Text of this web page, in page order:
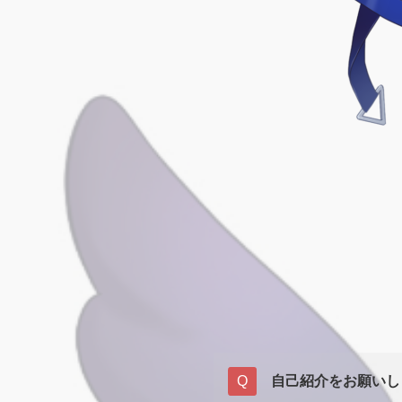
自己紹介をお願い